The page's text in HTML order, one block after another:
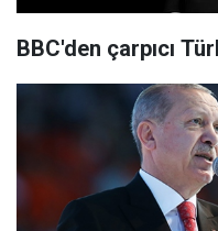
BBC'den çarpıcı